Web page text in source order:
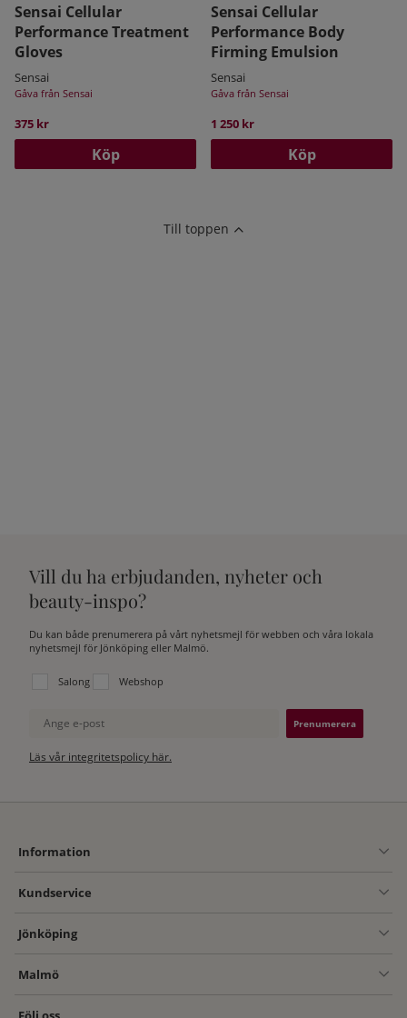
Sensai Cellular
Performance Treatment
Gloves
Sensai
Gåva från Sensai
375 kr
Köp
Sensai Cellular
Performance Body
Firming Emulsion
Sensai
Gåva från Sensai
1 250 kr
Köp
Till toppen
Vill du ha erbjudanden, nyheter och
beauty-inspo?
Du kan både prenumerera på vårt nyhetsmejl för webben och våra lokala
nyhetsmejl för Jönköping eller Malmö.
Välj vilken lista du vill prenumerera på:
Salong Webshop
Ange e-post
Läs vår integritetspolicy här.
Information
Kundservice
Jönköping
Malmö